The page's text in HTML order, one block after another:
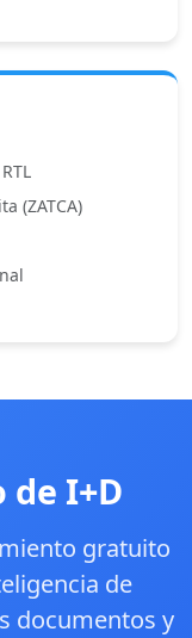
(ZATCA)
I+D
gratuito
de
documentos y